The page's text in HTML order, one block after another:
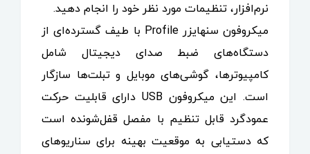
نرم‌افزار، تنظیمات مورد نظر خود را انجام دهید.
میکروفون سنهایزر Profile با طیف گسترده‌ای از
دستگاه‌های ضبط صدای دیجیتال شامل
کامپیوترها، گوشی‌های موبایل و تبلت‌ها سازگار
است. این میکروفون USB دارای قابلیت حرکت
عمودگرد قابل تنظیم با مفصل قفل‌شونده است
که دستیابی به موقعیت بهینه برای سناریوهای